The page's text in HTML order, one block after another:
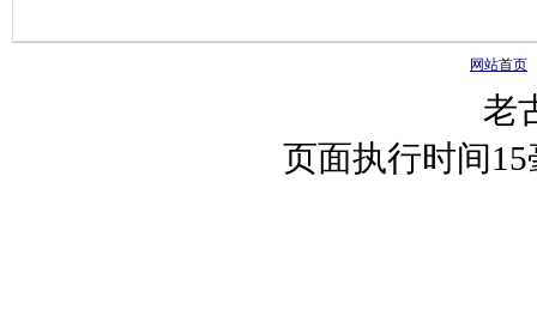
网站首页
老
页面执行时间